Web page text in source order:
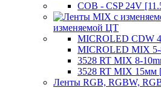
COB - CSP 24V
изменяемой ЦТ
MICROLED CDW
MICROLED MIX 5-
3528 RT MIX 8-
3528 RT MIX 15мм
Ленты RGB, RGBW,